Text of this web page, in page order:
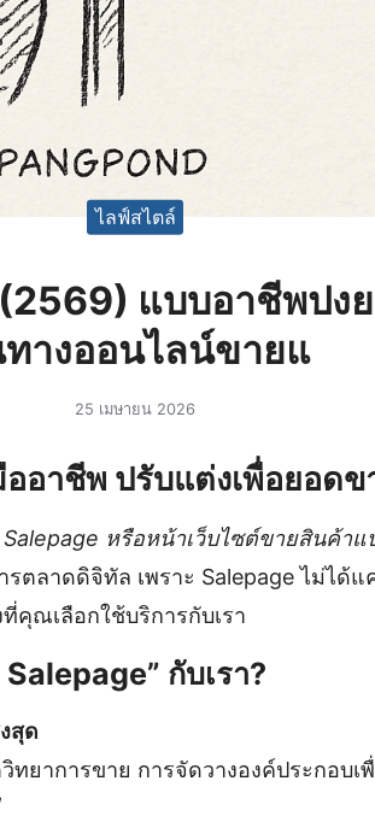
ไลฟ์สไตล์
แบบอาชีพปง
างออนไลน์ขายแ
25 เมษายน 2026
อาชีพ ปรับแต่งเพื่อยอดข
Salepage หรือหน้าเว็บไซต์ขายสินค้าแ
ตลาดดิจิทัล เพราะ Salepage ไม่ได้แ
คุณเลือกใช้บริการกับเรา
กับเรา?
สุด
ทยาการขาย การจัดวางองค์ประกอบเ